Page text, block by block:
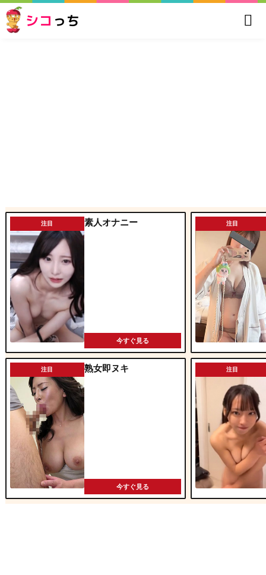
シコ っち
注目 素人オナニー
今すぐ見る
注目 熟女即ヌキ
今すぐ見る
注目
注目